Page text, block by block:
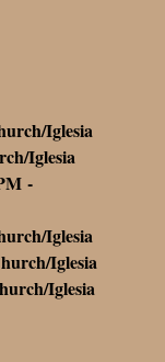
Iglesia
Iglesia
-
Iglesia
Iglesia
Iglesia